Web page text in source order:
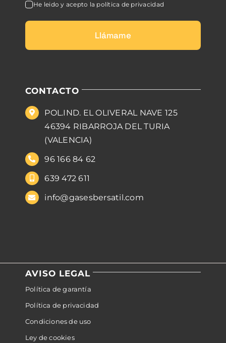
He leido y acepto la política de privacidad
Llámame
CONTACTO
POL.IND. EL OLIVERAL NAVE 125
46394 RIBARROJA DEL TURIA
(VALENCIA)
96 166 84 62
639 472 611
info@gasesbersatil.com
AVISO LEGAL
Política de garantía
Política de privacidad
Condiciones de uso
Ley de cookies